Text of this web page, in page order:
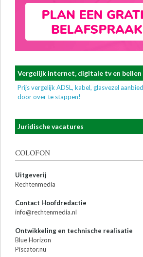
Vergelijk internet, digitale tv en bellen
Prijs vergelijk ADSL, kabel, glasvezel
door over te stappen!
Juridische vacatures
COLOFON
Uitgeverij
Rechtenmedia
Contact Hoofdredactie
info@rechtenmedia.nl
Ontwikkeling en technische realisatie
Blue Horizon
Piscator.nu